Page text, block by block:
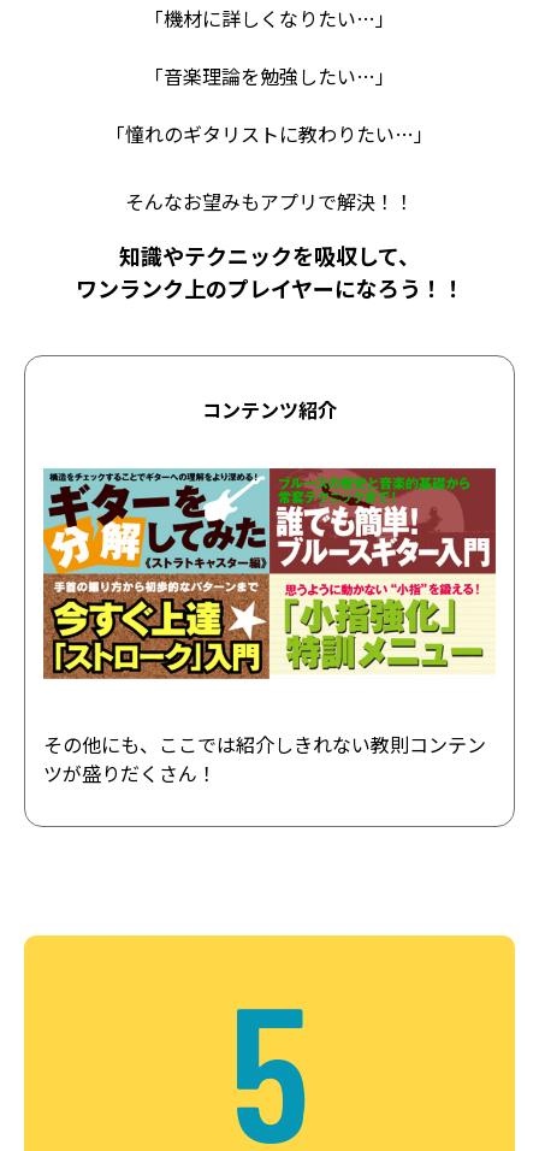
「機材に詳しくなりたい…」
「音楽理論を勉強したい…」
「憧れのギタリストに教わりたい…」
そんなお望みもアプリで解決！！
知識やテクニックを吸収して、
ワンランク上のプレイヤーになろう！！
コンテンツ紹介
その他にも、ここでは紹介しきれない教則コンテン
ツが盛りだくさん！
5